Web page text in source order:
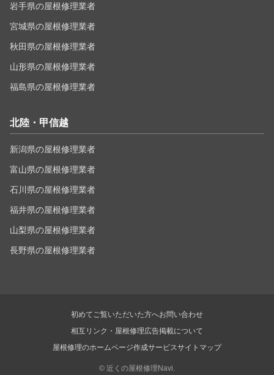
岩手県の屋根修理業者
宮城県の屋根修理業者
秋田県の屋根修理業者
山形県の屋根修理業者
福島県の屋根修理業者
北陸・甲信越
新潟県の屋根修理業者
富山県の屋根修理業者
石川県の屋根修理業者
福井県の屋根修理業者
山梨県の屋根修理業者
長野県の屋根修理業者
初めてご覧いただいた方へお問い合わせ
相互リンク・屋根修理広告掲載について
屋根修理のホームページ作成サービスサイトマップ
© 近くの屋根修理Navi.